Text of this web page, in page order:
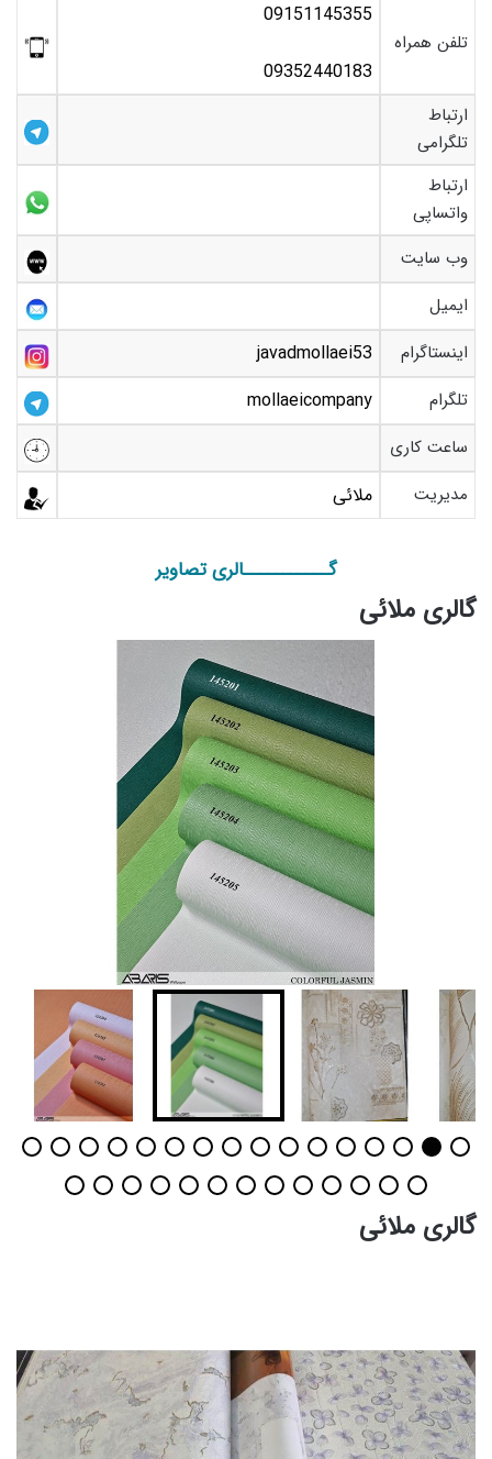
تلفن همراه
09151145355
09352440183
ارتباط
تلگرامی
ارتباط
واتساپی
وب سایت
ایمیل
اینستاگرام
javadmollaei53
تلگرام mollaeicompany
ساعت کاری
مدیریت
ملائی
گـــــــــــالری تصاویر
گالری ملائی
گالری ملائی